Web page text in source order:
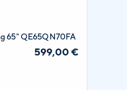
65" QE65QN70FA
599,00 €